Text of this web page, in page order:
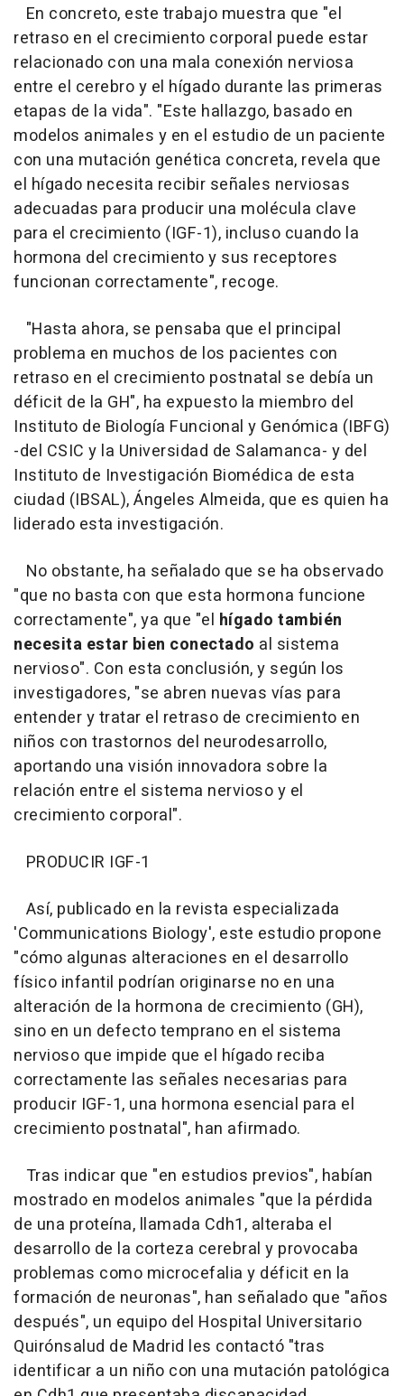
En concreto, este trabajo muestra que "el
retraso en el crecimiento corporal puede estar
relacionado con una mala conexión nerviosa
entre el cerebro y el hígado durante las primeras
etapas de la vida". "Este hallazgo, basado en
modelos animales y en el estudio de un paciente
con una mutación genética concreta, revela que
el hígado necesita recibir señales nerviosas
adecuadas para producir una molécula clave
para el crecimiento (IGF-1), incluso cuando la
hormona del crecimiento y sus receptores
funcionan correctamente", recoge.
"Hasta ahora, se pensaba que el principal
problema en muchos de los pacientes con
retraso en el crecimiento postnatal se debía un
déficit de la GH", ha expuesto la miembro del
Instituto de Biología Funcional y Genómica (IBFG)
-del CSIC y la Universidad de Salamanca- y del
Instituto de Investigación Biomédica de esta
ciudad (IBSAL), Ángeles Almeida, que es quien ha
liderado esta investigación.
No obstante, ha señalado que se ha observado
"que no basta con que esta hormona funcione
correctamente", ya que "el hígado también
necesita estar bien conectado al sistema
nervioso". Con esta conclusión, y según los
investigadores, "se abren nuevas vías para
entender y tratar el retraso de crecimiento en
niños con trastornos del neurodesarrollo,
aportando una visión innovadora sobre la
relación entre el sistema nervioso y el
crecimiento corporal".
PRODUCIR IGF-1
Así, publicado en la revista especializada
'Communications Biology', este estudio propone
"cómo algunas alteraciones en el desarrollo
físico infantil podrían originarse no en una
alteración de la hormona de crecimiento (GH),
sino en un defecto temprano en el sistema
nervioso que impide que el hígado reciba
correctamente las señales necesarias para
producir IGF-1, una hormona esencial para el
crecimiento postnatal", han afirmado.
Tras indicar que "en estudios previos", habían
mostrado en modelos animales "que la pérdida
de una proteína, llamada Cdh1, alteraba el
desarrollo de la corteza cerebral y provocaba
problemas como microcefalia y déficit en la
formación de neuronas", han señalado que "años
después", un equipo del Hospital Universitario
Quirónsalud de Madrid les contactó "tras
identificar a un niño con una mutación patológica